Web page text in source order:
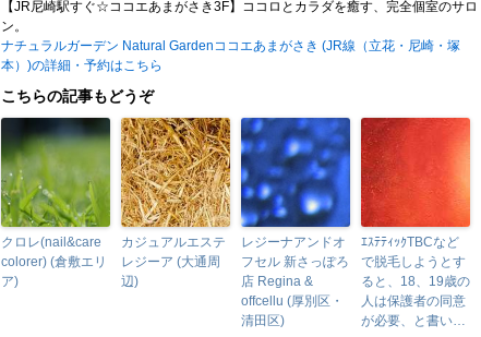
【JR尼崎駅すぐ☆ココエあまがさき3F】ココロとカラダを癒す、完全個室のサロ
ン。
ナチュラルガーデン Natural Gardenココエあまがさき (JR線（立花・尼崎・塚
本）)の詳細・予約はこちら
こちらの記事もどうぞ
クロレ(nail&care
colorer) (倉敷エリ
ア)
カジュアルエステ
レジーア (大通周
辺)
レジーナアンドオ
フセル 新さっぽろ
店 Regina &
offcellu (厚別区・
清田区)
ｴｽﾃﾃｨｯｸTBCなど
で脱毛しようとす
ると、18、19歳の
人は保護者の同意
が必要、と書い…